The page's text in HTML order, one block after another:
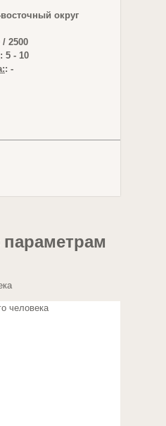
округ
/ 2500
: 5 - 10
: -
параметрам
человека